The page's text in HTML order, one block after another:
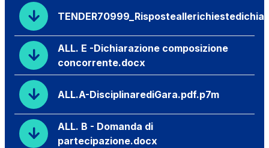
ALL. E -Dichiarazione composizione
concorrente.docx
ALL.A-DisciplinarediGara.pdf.p7m
ALL. B - Domanda di
partecipazione.docx